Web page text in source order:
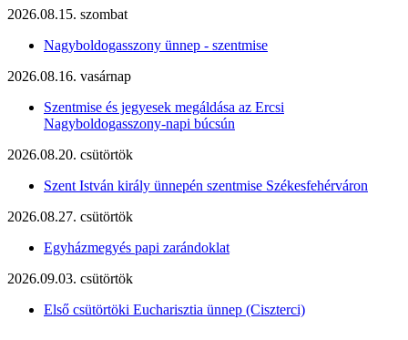
2026.08.15. szombat
Nagyboldogasszony ünnep - szentmise
2026.08.16. vasárnap
Szentmise és jegyesek megáldása az Ercsi
Nagyboldogasszony-napi búcsún
2026.08.20. csütörtök
Szent István király ünnepén szentmise Székesfehérváron
2026.08.27. csütörtök
Egyházmegyés papi zarándoklat
2026.09.03. csütörtök
Első csütörtöki Eucharisztia ünnep (Ciszterci)